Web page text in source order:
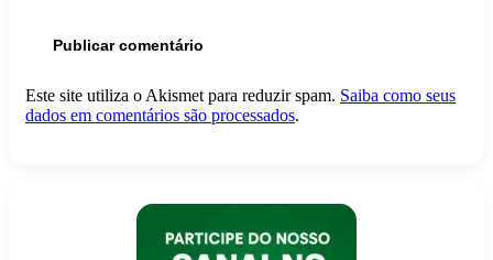
Este site utiliza o Akismet para reduzir spam. Saiba como seus
dados em comentários são processados.